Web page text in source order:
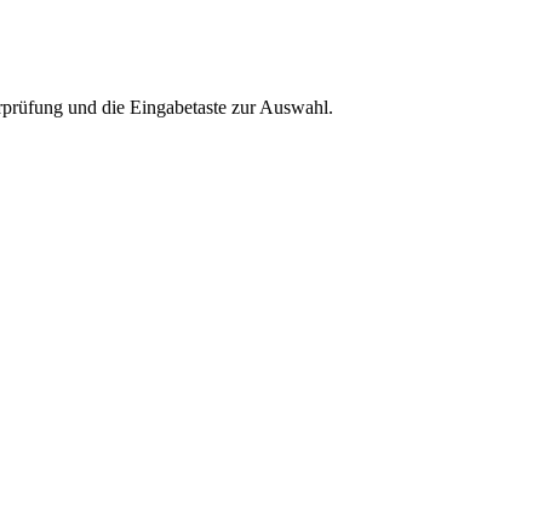
und die Eingabetaste zur Auswahl.